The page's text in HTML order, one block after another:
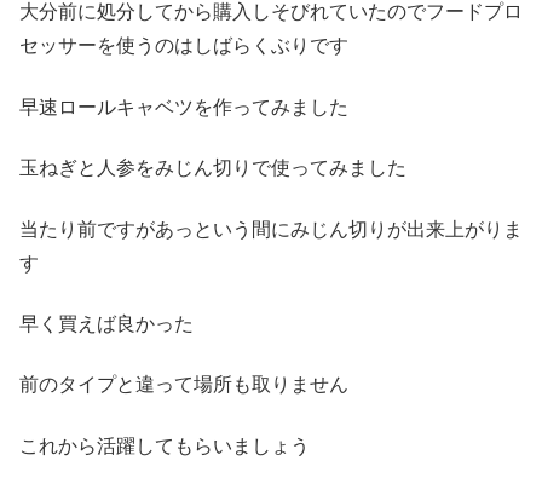
大分前に処分してから購入しそびれていたのでフードプロ
セッサーを使うのはしばらくぶりです
早速ロールキャベツを作ってみました
玉ねぎと人参をみじん切りで使ってみました
当たり前ですがあっという間にみじん切りが出来上がりま
す
早く買えば良かった
前のタイプと違って場所も取りません
これから活躍してもらいましょう